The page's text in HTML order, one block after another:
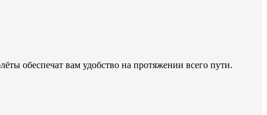
обеспечат вам удобство на протяжении всего пути.